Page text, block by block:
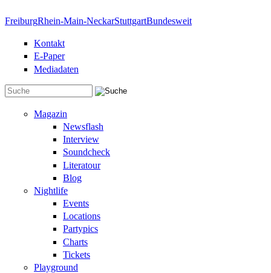
FreiburgRhein-Main-NeckarStuttgartBundesweit
Kontakt
E-Paper
Mediadaten
Magazin
Newsflash
Interview
Soundcheck
Literatour
Blog
Nightlife
Events
Locations
Partypics
Charts
Tickets
Playground